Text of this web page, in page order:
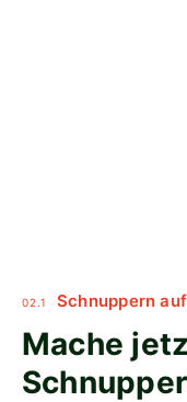
02.1 Schnuppern
Mache